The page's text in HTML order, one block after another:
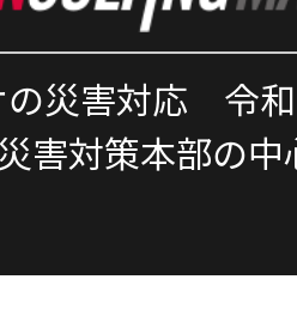
の災害対応 令
災害対策本部の